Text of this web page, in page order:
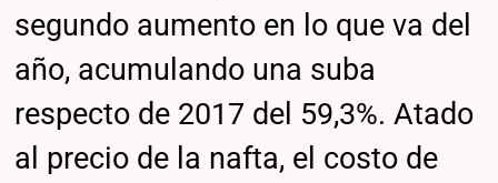
segundo aumento en lo que va del
año, acumulando una suba
respecto de 2017 del 59,3%. Atado
al precio de la nafta, el costo de